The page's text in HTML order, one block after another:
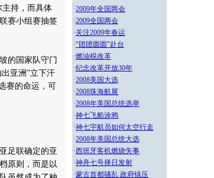
主持，而具体
赛小组赛抽签
的国家队守门
亚洲”立下汗
赛的命运，可
足联确定的亚
原则，而是以
·2009年全国两会
·2009全国两会
·关注2009年春运
·"团团圆圆"赴台
·燃油税改革
·纪念改革开放30年
·2008美国大选
·2008珠海航展
·2008年美国总统选举
·神七飞船涂鸦
·神七宇航员如何太空行走
·2008年美国总统大选
·西班牙客机燃烧失事
·神舟七号择日发射
·蒙古首都骚乱 政府镇压